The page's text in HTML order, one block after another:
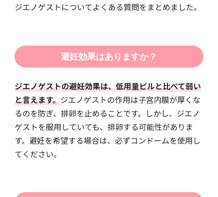
ジエノゲストについてよくある質問をまとめました。
避妊効果はありますか？
ジエノゲストの避妊効果は、低用量ピルと比べて弱い
と言えます。ジエノゲストの作用は子宮内膜が厚くな
るのを防ぎ、排卵を止めることです。しかし、ジエノ
ゲストを服用していても、排卵する可能性がありま
す。避妊を希望する場合は、必ずコンドームを使用し
てください。